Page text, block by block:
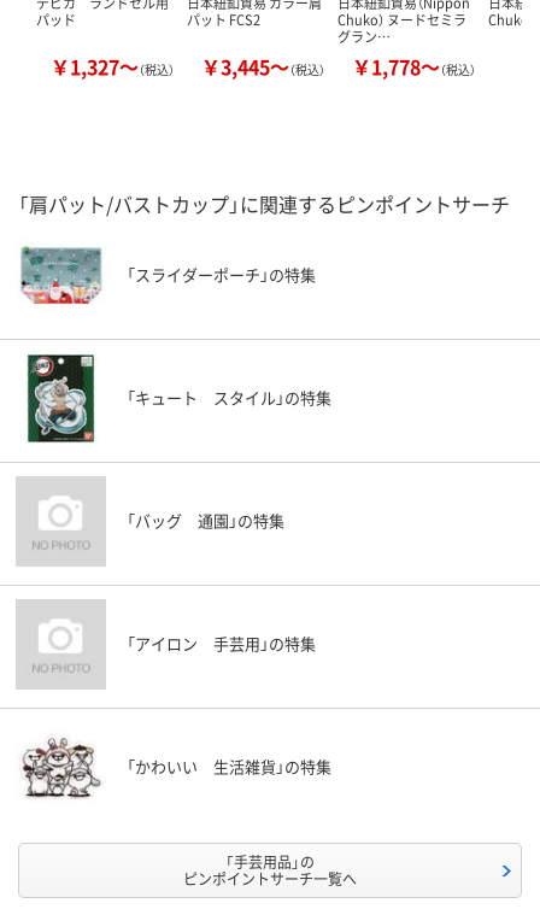
パッド
￥1,327～（税込）
パット FCS2
￥3,445～（税込）
Chuko） ヌードセミラ
グラン…
￥1,778～（税込）
Chuko
「肩パット/バストカップ」に関連するピンポイントサーチ
「スライダーポーチ」の特集
「キュート スタイル」の特集
「バッグ 通園」の特集
「アイロン 手芸用」の特集
「かわいい 生活雑貨」の特集
「手芸用品」の
ピンポイントサーチ一覧へ